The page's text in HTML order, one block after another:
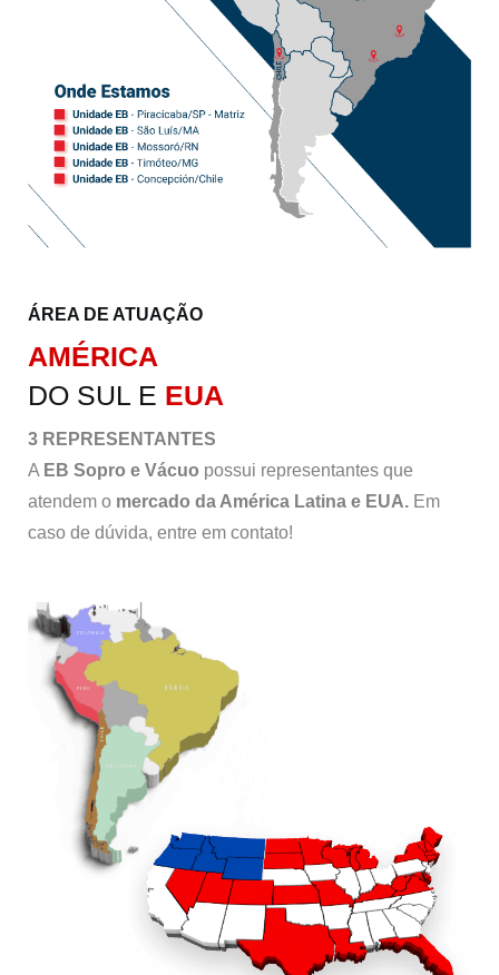
ÁREA DE ATUAÇÃO
AMÉRICA
DO SUL E EUA
3 REPRESENTANTES
A EB Sopro e Vácuo possui representantes que
atendem o mercado da América Latina e EUA. Em
caso de dúvida, entre em contato!